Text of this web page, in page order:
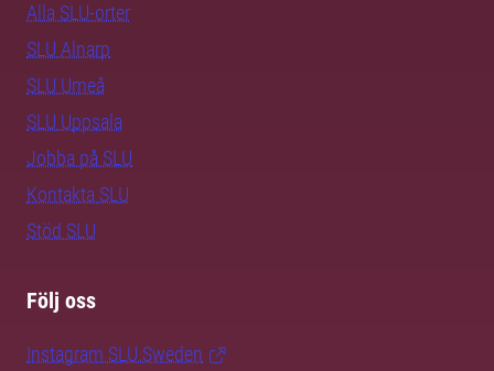
Alla SLU-orter
SLU Alnarp
SLU Umeå
SLU Uppsala
Jobba på SLU
Kontakta SLU
Stöd SLU
Följ oss
Instagram SLU.Sweden